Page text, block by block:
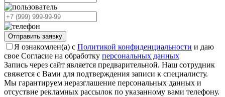
Отправить заявку
Я ознакомлен(а) с Политикой конфиденциальности и даю
свое Согласие на обработку персональных данных
Запись через сайт является предварительной. Наш сотрудник
свяжется с Вами для подтверждения записи к специалисту.
Мы гарантируем неразглашение персональных данных и
отсуствие рекламных рассылок по указанному вами телефону.